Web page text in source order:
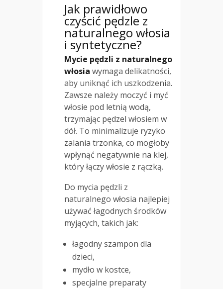
Jak prawidłowo
czyścić pędzle z
naturalnego włosia
i syntetyczne?
Mycie pędzli z naturalnego
włosia wymaga delikatności,
aby uniknąć ich uszkodzenia.
Zawsze należy moczyć i myć
włosie pod letnią wodą,
trzymając pędzel włosiem w
dół. To minimalizuje ryzyko
zalania trzonka, co mogłoby
wpłynąć negatywnie na klej,
który łączy włosie z rączką.
Do mycia pędzli z
naturalnego włosia najlepiej
używać łagodnych środków
myjących, takich jak:
łagodny szampon dla
dzieci,
mydło w kostce,
specjalne preparaty